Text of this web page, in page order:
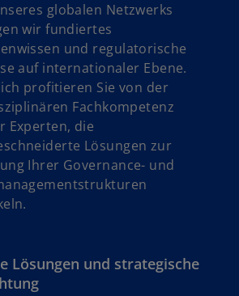
globalen Netzwerks
wir fundiertes
und regulatorische
auf internationaler Ebene.
profitieren Sie von der
Fachkompetenz
Experten, die
Lösungen zur
Ihrer Governance- und
Lösungen und strategische